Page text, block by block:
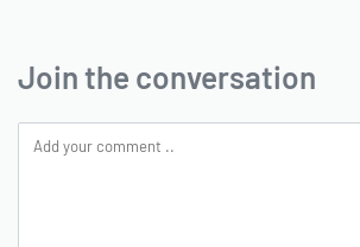
Join the conversation